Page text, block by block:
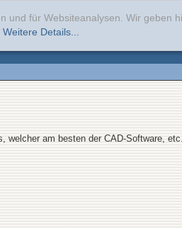
und für Websiteanalysen. Wir geben
Weitere Details...
welcher am besten der CAD-Software,